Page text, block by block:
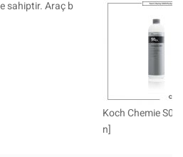
sahiptir. Araç b
Koch Chemie
n]